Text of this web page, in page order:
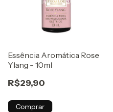
Essência Aromática Rose
Ylang - 10ml
R$29,90
Comprar